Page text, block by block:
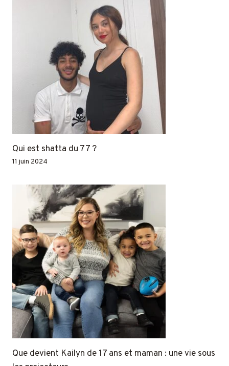
Qui est shatta du 77 ?
11 juin 2024
Que devient Kailyn de 17 ans et maman : une vie sous